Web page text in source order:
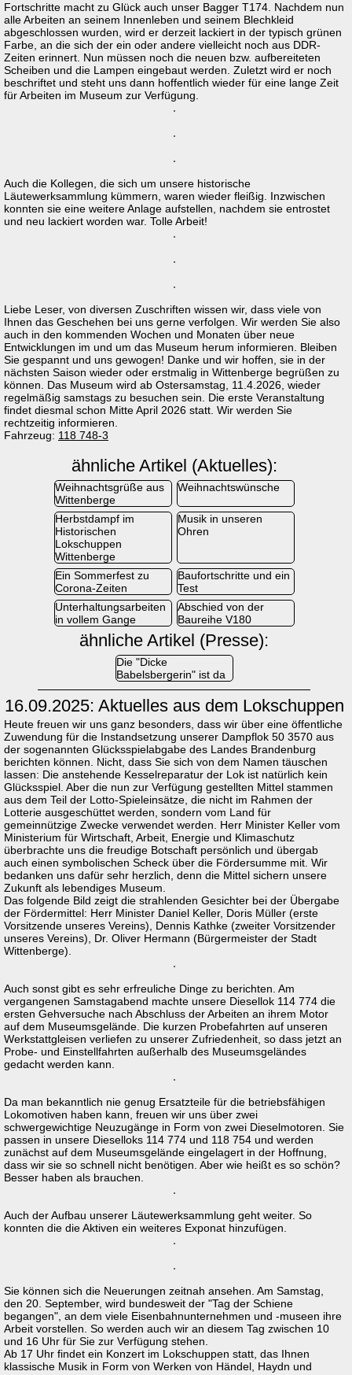
Fortschritte macht zu Glück auch unser Bagger T174. Nachdem nun
alle Arbeiten an seinem Innenleben und seinem Blechkleid
abgeschlossen wurden, wird er derzeit lackiert in der typisch grünen
Farbe, an die sich der ein oder andere vielleicht noch aus DDR-
Zeiten erinnert. Nun müssen noch die neuen bzw. aufbereiteten
Scheiben und die Lampen eingebaut werden. Zuletzt wird er noch
beschriftet und steht uns dann hoffentlich wieder für eine lange Zeit
für Arbeiten im Museum zur Verfügung.
Auch die Kollegen, die sich um unsere historische
Läutewerksammlung kümmern, waren wieder fleißig. Inzwischen
konnten sie eine weitere Anlage aufstellen, nachdem sie entrostet
und neu lackiert worden war. Tolle Arbeit!
Liebe Leser, von diversen Zuschriften wissen wir, dass viele von
Ihnen das Geschehen bei uns gerne verfolgen. Wir werden Sie also
auch in den kommenden Wochen und Monaten über neue
Entwicklungen im und um das Museum herum informieren. Bleiben
Sie gespannt und uns gewogen! Danke und wir hoffen, sie in der
nächsten Saison wieder oder erstmalig in Wittenberge begrüßen zu
können. Das Museum wird ab Ostersamstag, 11.4.2026, wieder
regelmäßig samstags zu besuchen sein. Die erste Veranstaltung
findet diesmal schon Mitte April 2026 statt. Wir werden Sie
rechtzeitig informieren.
Fahrzeug: 118 748-3
ähnliche Artikel (Aktuelles):
Weihnachtsgrüße aus
Wittenberge
Weihnachtswünsche
Herbstdampf im
Historischen
Lokschuppen
Wittenberge
Musik in unseren
Ohren
Ein Sommerfest zu
Corona-Zeiten
Baufortschritte und ein
Test
Unterhaltungsarbeiten
in vollem Gange
Abschied von der
Baureihe V180
ähnliche Artikel (Presse):
Die "Dicke
Babelsbergerin" ist da
16.09.2025: Aktuelles aus dem Lokschuppen
Heute freuen wir uns ganz besonders, dass wir über eine öffentliche
Zuwendung für die Instandsetzung unserer Dampflok 50 3570 aus
der sogenannten Glücksspielabgabe des Landes Brandenburg
berichten können. Nicht, dass Sie sich von dem Namen täuschen
lassen: Die anstehende Kesselreparatur der Lok ist natürlich kein
Glücksspiel. Aber die nun zur Verfügung gestellten Mittel stammen
aus dem Teil der Lotto-Spieleinsätze, die nicht im Rahmen der
Lotterie ausgeschüttet werden, sondern vom Land für
gemeinnützige Zwecke verwendet werden. Herr Minister Keller vom
Ministerium für Wirtschaft, Arbeit, Energie und Klimaschutz
überbrachte uns die freudige Botschaft persönlich und übergab
auch einen symbolischen Scheck über die Fördersumme mit. Wir
bedanken uns dafür sehr herzlich, denn die Mittel sichern unsere
Zukunft als lebendiges Museum.
Das folgende Bild zeigt die strahlenden Gesichter bei der Übergabe
der Fördermittel: Herr Minister Daniel Keller, Doris Müller (erste
Vorsitzende unseres Vereins), Dennis Kathke (zweiter Vorsitzender
unseres Vereins), Dr. Oliver Hermann (Bürgermeister der Stadt
Wittenberge).
Auch sonst gibt es sehr erfreuliche Dinge zu berichten. Am
vergangenen Samstagabend machte unsere Diesellok 114 774 die
ersten Gehversuche nach Abschluss der Arbeiten an ihrem Motor
auf dem Museumsgelände. Die kurzen Probefahrten auf unseren
Werkstattgleisen verliefen zu unserer Zufriedenheit, so dass jetzt an
Probe- und Einstellfahrten außerhalb des Museumsgeländes
gedacht werden kann.
Da man bekanntlich nie genug Ersatzteile für die betriebsfähigen
Lokomotiven haben kann, freuen wir uns über zwei
schwergewichtige Neuzugänge in Form von zwei Dieselmotoren. Sie
passen in unsere Dieselloks 114 774 und 118 754 und werden
zunächst auf dem Museumsgelände eingelagert in der Hoffnung,
dass wir sie so schnell nicht benötigen. Aber wie heißt es so schön?
Besser haben als brauchen.
Auch der Aufbau unserer Läutewerksammlung geht weiter. So
konnten die die Aktiven ein weiteres Exponat hinzufügen.
Sie können sich die Neuerungen zeitnah ansehen. Am Samstag,
den 20. September, wird bundesweit der "Tag der Schiene
begangen", an dem viele Eisenbahnunternehmen und -museen ihre
Arbeit vorstellen. So werden auch wir an diesem Tag zwischen 10
und 16 Uhr für Sie zur Verfügung stehen.
Ab 17 Uhr findet ein Konzert im Lokschuppen statt, das Ihnen
klassische Musik in Form von Werken von Händel, Haydn und